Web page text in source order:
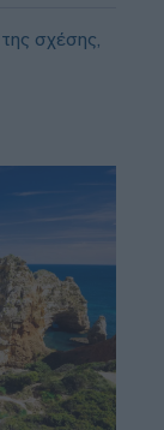
σχέσης,